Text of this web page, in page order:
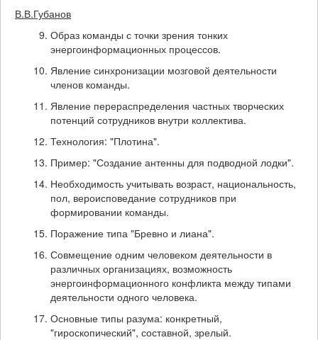
В.В.Губанов
Образ команды с точки зрения тонких
энергоинформационных процессов.
Явление синхронизации мозговой деятельности
членов команды.
Явление перераспределения частных творческих
потенций сотрудников внутри коллектива.
Технология: "Плотина".
Пример: "Создание антенны для подводной лодки".
Необходимость учитывать возраст, национальность,
пол, вероисповедание сотрудников при
формировании команды.
Поражение типа "Бревно и лиана".
Совмещение одним человеком деятельности в
различных организациях, возможность
энергоинформационного конфликта между типами
деятельности одного человека.
Основные типы разума: конкретный,
"гироскопический", составной, зрелый.